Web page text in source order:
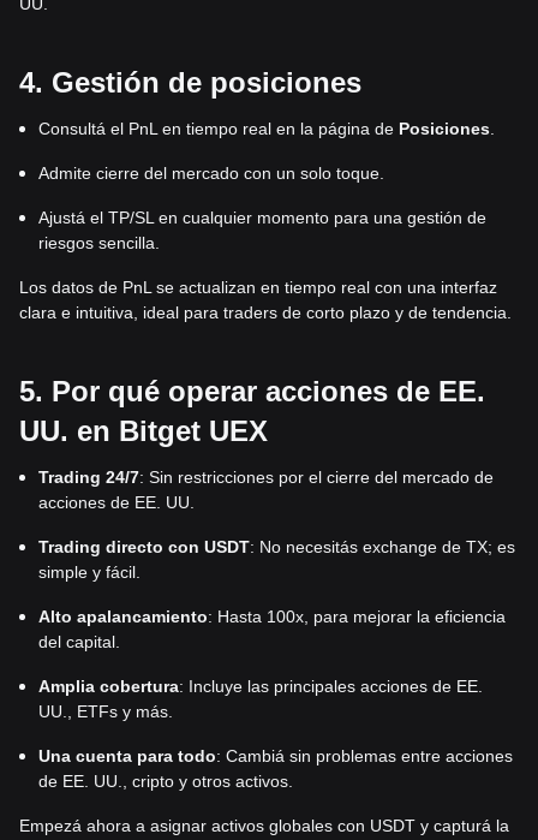
UU.
4. Gestión de posiciones
Consultá el PnL en tiempo real en la página de Posiciones.
Admite cierre del mercado con un solo toque.
Ajustá el TP/SL en cualquier momento para una gestión de
riesgos sencilla.
Los datos de PnL se actualizan en tiempo real con una interfaz
clara e intuitiva, ideal para traders de corto plazo y de tendencia.
5. Por qué operar acciones de EE.
UU. en Bitget UEX
Trading 24/7: Sin restricciones por el cierre del mercado de
acciones de EE. UU.
Trading directo con USDT: No necesitás exchange de TX; es
simple y fácil.
Alto apalancamiento: Hasta 100x, para mejorar la eficiencia
del capital.
Amplia cobertura: Incluye las principales acciones de EE.
UU., ETFs y más.
Una cuenta para todo: Cambiá sin problemas entre acciones
de EE. UU., cripto y otros activos.
Empezá ahora a asignar activos globales con USDT y capturá la